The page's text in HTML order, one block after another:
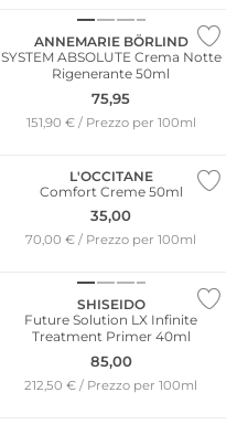
ANNEMARIE BÖRLIND
SYSTEM ABSOLUTE Crema Notte
Rigenerante 50ml
75,95
151,90 € / Prezzo per 100ml
L'OCCITANE
Comfort Creme 50ml
35,00
70,00 € / Prezzo per 100ml
SHISEIDO
Future Solution LX Infinite
Treatment Primer 40ml
85,00
212,50 € / Prezzo per 100ml